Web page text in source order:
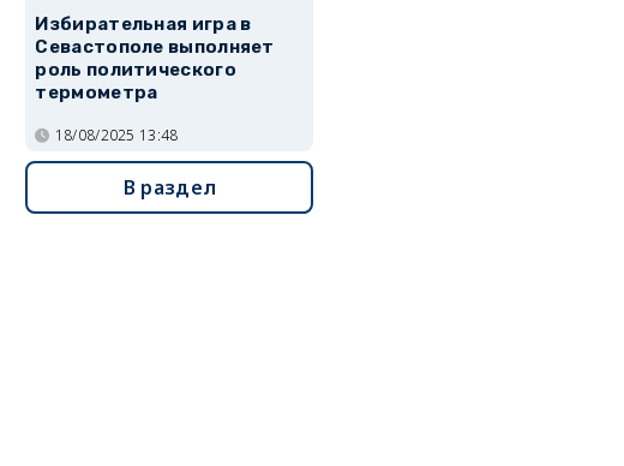
Избирательная игра в
Севастополе выполняет
роль политического
термометра
18/08/2025 13:48
В раздел